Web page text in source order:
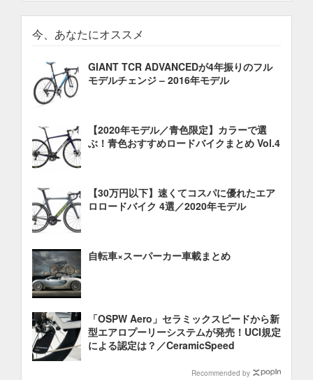
今、あなたにオススメ
GIANT TCR ADVANCEDが4年振りのフル
モデルチェンジ – 2016年モデル
【2020年モデル／青色限定】カラーで選
ぶ！青色おすすめロードバイクまとめ Vol.4
【30万円以下】速くてコスパに優れたエア
ロロードバイク 4選／2020年モデル
自転車×スーパーカー車載まとめ
「OSPW Aero」セラミックスピードから新
型エアロプーリーシステムが発売！UCI規定
による認定は？／CeramicSpeed
Recommended by